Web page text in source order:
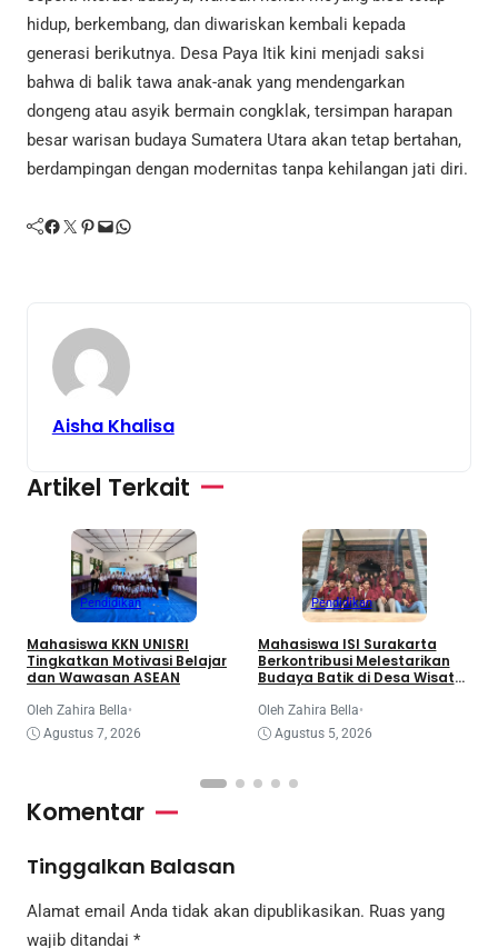
hidup, berkembang, dan diwariskan kembali kepada
generasi berikutnya. Desa Paya Itik kini menjadi saksi
bahwa di balik tawa anak-anak yang mendengarkan
dongeng atau asyik bermain congklak, tersimpan harapan
besar warisan budaya Sumatera Utara akan tetap bertahan,
berdampingan dengan modernitas tanpa kehilangan jati diri.
Facebook Twitter Pinterest Mail WhatsApp
Aisha Khalisa
Artikel Terkait
Pendidikan
Mahasiswa KKN UNISRI
Tingkatkan Motivasi Belajar
dan Wawasan ASEAN
Oleh Zahira Bella•
Agustus 7, 2026
Pendidikan
Mahasiswa ISI Surakarta
Berkontribusi Melestarikan
Budaya Batik di Desa Wisata
Oleh Zahira Bella•
Agustus 5, 2026
Komentar
Tinggalkan Balasan
Alamat email Anda tidak akan dipublikasikan. Ruas yang
wajib ditandai *